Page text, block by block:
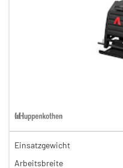
40,00 €
21,00 €
Einsatzgewicht
Arbeitsbreite